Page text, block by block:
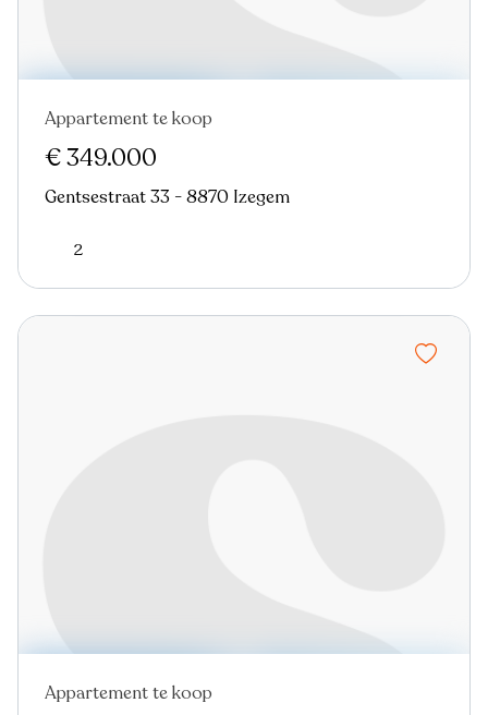
Nieuw
Appartement te koop
€ 349.000
Gentsestraat 33 - 8870 Izegem
2
Nieuw
Appartement te koop